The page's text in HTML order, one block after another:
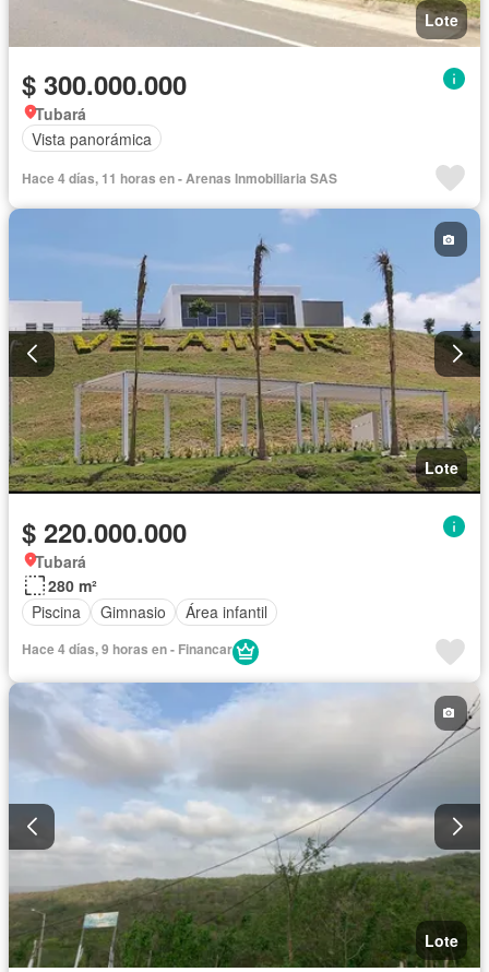
Lote
$ 300.000.000
Tubará
Vista panorámica
Hace 4 días, 11 horas en - Arenas Inmobiliaria SAS
Lote
$ 220.000.000
Tubará
280 m²
Piscina
Gimnasio Área infantil
Hace 4 días, 9 horas en - Financar
Lote